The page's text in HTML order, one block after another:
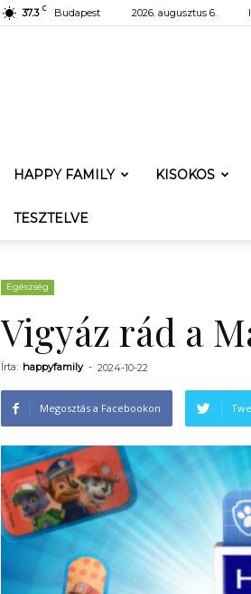
37.3 C Budapest 2026. augusztus 6.
HAPPY FAMILY KISOKOS
TESZTELVE
Egészség
Vigyáz rád a
Írta: happyfamily - 2024-10-22
Megosztás a Facebookon